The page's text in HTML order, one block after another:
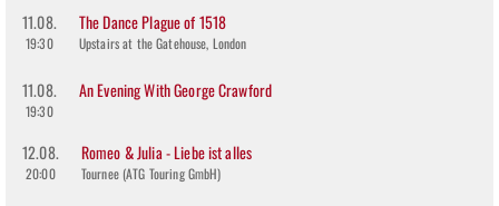
11.08.
19:30
The Dance Plague of 1518
Upstairs at the Gatehouse, London
11.08.
19:30
An Evening With George Crawford
12.08.
20:00
Romeo & Julia - Liebe ist alles
Tournee (ATG Touring GmbH)